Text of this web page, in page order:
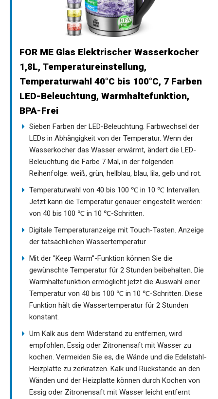
FOR ME Glas Elektrischer Wasserkocher
1,8L, Temperatureinstellung,
Temperaturwahl 40°C bis 100°C, 7 Farben
LED-Beleuchtung, Warmhaltefunktion,
BPA-Frei
Sieben Farben der LED-Beleuchtung. Farbwechsel der
LEDs in Abhängigkeit von der Temperatur. Wenn der
Wasserkocher das Wasser erwärmt, ändert die LED-
Beleuchtung die Farbe 7 Mal, in der folgenden
Reihenfolge: weiß, grün, hellblau, blau, lila, gelb und rot.
Temperaturwahl von 40 bis 100 ℃ in 10 ℃ Intervallen.
Jetzt kann die Temperatur genauer eingestellt werden:
von 40 bis 100 ℃ in 10 ℃-Schritten.
Digitale Temperaturanzeige mit Touch-Tasten. Anzeige
der tatsächlichen Wassertemperatur
Mit der "Keep Warm"-Funktion können Sie die
gewünschte Temperatur für 2 Stunden beibehalten. Die
Warmhaltefunktion ermöglicht jetzt die Auswahl einer
Temperatur von 40 bis 100 ℃ in 10 ℃-Schritten. Diese
Funktion hält die Wassertemperatur für 2 Stunden
konstant.
Um Kalk aus dem Widerstand zu entfernen, wird
empfohlen, Essig oder Zitronensaft mit Wasser zu
kochen. Vermeiden Sie es, die Wände und die Edelstahl-
Heizplatte zu zerkratzen. Kalk und Rückstände an den
Wänden und der Heizplatte können durch Kochen von
Essig oder Zitronensaft mit Wasser leicht entfernt